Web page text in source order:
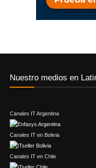
Nuestro medios en
Canales IT Argentina
Canales IT en Bolivia
Canales IT en Chile